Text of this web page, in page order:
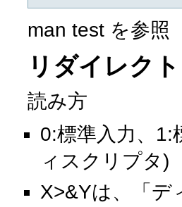
man test を参照
リダイレクト
読み方
0:標準入力、1:
ィスクリプタ)
X>&Yは、「デ